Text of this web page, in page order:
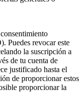
Puedes revocar este
la suscripción a
de tu cuenta de
justificado hasta el
de proporcionar estos
proporcionar la